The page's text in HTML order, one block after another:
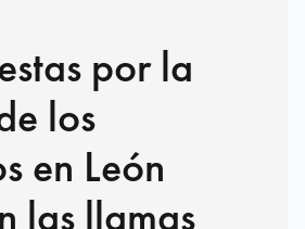
por la
los
en León
las llamas